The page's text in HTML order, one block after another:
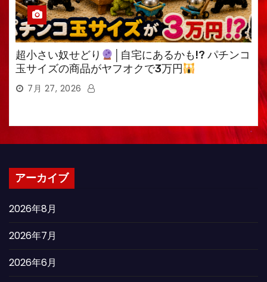
超小さい奴せどり
│自宅にあるかも!? パチンコ
玉サイズの商品がヤフオクで3万円
7月 27, 2026
アーカイブ
2026年8月
2026年7月
2026年6月